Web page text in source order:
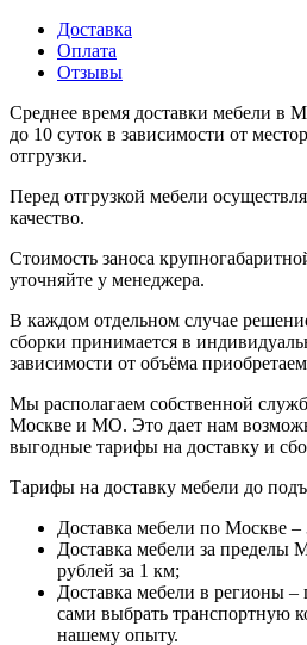
Доставка
Оплата
Отзывы
Среднее время доставки мебели в
до 10 суток в зависимости от
отгрузки.
Перед отгрузкой мебели
качество.
Стоимость заноса
уточняйте у менеджера.
В каждом отдельном случае
сборки принимается в
зависимости от объёма
Мы располагаем собственной
Москве и МО. Это дает нам
выгодные тарифы на доставку и
Тарифы на доставку мебели до
Доставка мебели по Москве –
Доставка мебели за
рублей за 1 км;
Доставка мебели в регионы
сами выбрать транспортную
нашему опыту.